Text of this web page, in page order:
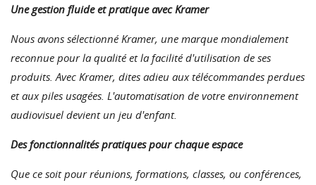
Une gestion fluide et pratique avec Kramer
Nous avons sélectionné Kramer, une marque mondialement
reconnue pour la qualité et la facilité d'utilisation de ses
produits. Avec Kramer, dites adieu aux télécommandes perdues
et aux piles usagées. L'automatisation de votre environnement
audiovisuel devient un jeu d'enfant.
Des fonctionnalités pratiques pour chaque espace
Que ce soit pour réunions, formations, classes, ou conférences,